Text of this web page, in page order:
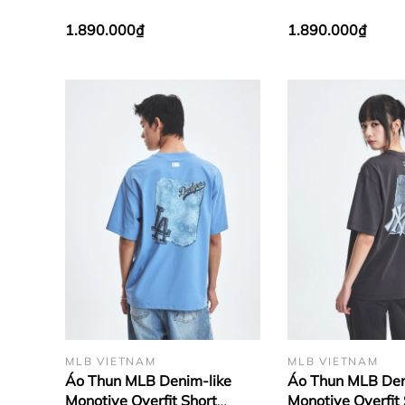
Graphic New York Yankees
1.890.000₫
Graphic LA
1.890.000₫
MLB VIETNAM
Áo Thun MLB Denim-like
Monotive Overfit Short
MLB VIETNAM
Áo Thun MLB
Monotive Overfit